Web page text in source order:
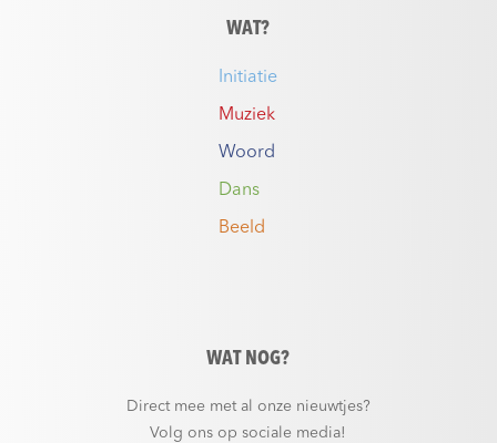
WAT?
Initiatie
Muziek
Woord
Dans
Beeld
WAT NOG?
Direct mee met al onze nieuwtjes?
Volg ons op sociale media!